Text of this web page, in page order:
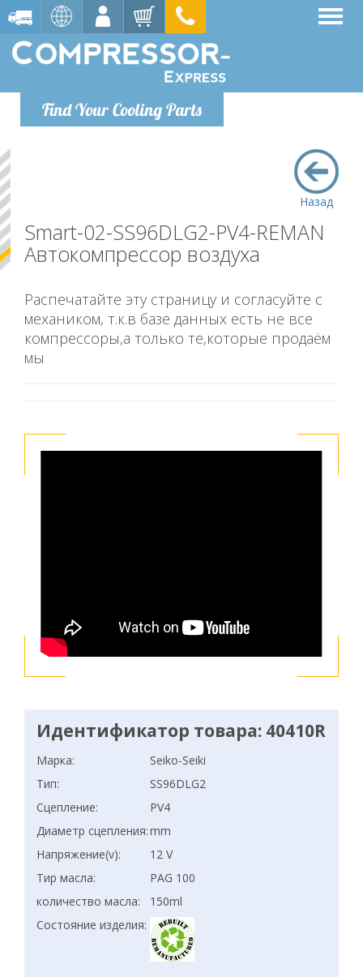
Find Your Cooling Parts
Назад
Smart-02-SS96DLG2-PV4-REMAN
Автокомпрессор воздуха
Распечатайте эту страницу и согласуйте с
механиком, т.к.в базе данных есть не все
компрессоры,а только те,которые продаём
мы
Идентификатор товара: 40410R
Марка:
Seiko-Seiki
Тип:
SS96DLG2
Сцепление:
PV4
Диаметр сцепления:mm
Напряжение(v):
12 V
Тир масла:
PAG 100
количество масла:
150ml
Состояние изделия: